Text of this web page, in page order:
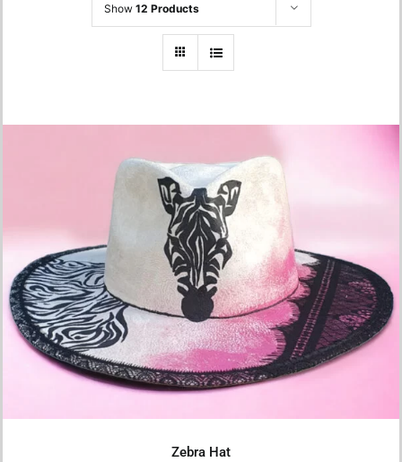
Show 12 Products
Zebra Hat
750.00lei
Add to cartDetails
Zebra Hat